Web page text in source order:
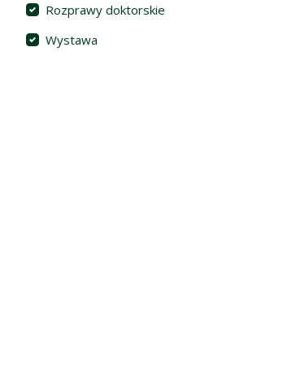
Rozprawy doktorskie
Wystawa